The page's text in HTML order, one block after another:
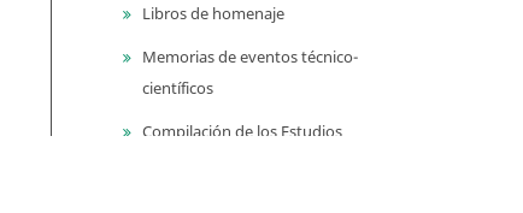
Libros de homenaje
Memorias de eventos técnico-
científicos
Compilación de los Estudios